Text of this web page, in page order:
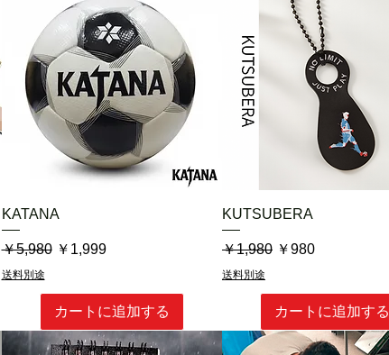
KATANA
通常価格
￥5,980 セール価格
￥1,999
送料別途
カートに追加する
クイックビュー
KUTSUBERA
通常価格
￥1,980 セール価格
￥980
送料別途
カートに追加する